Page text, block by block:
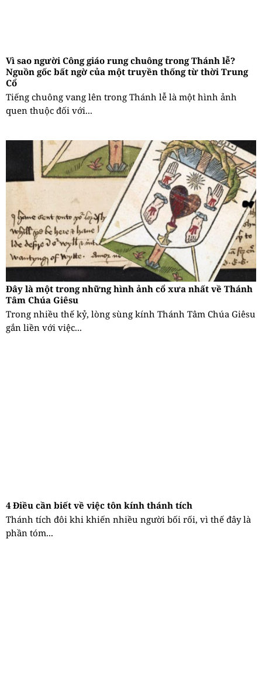
Vì sao người Công giáo rung chuông trong Thánh lễ?
Nguồn gốc bất ngờ của một truyền thống từ thời Trung
Cổ
Tiếng chuông vang lên trong Thánh lễ là một hình ảnh
quen thuộc đối với...
Đây là một trong những hình ảnh cổ xưa nhất về Thánh
Tâm Chúa Giêsu
Trong nhiều thế kỷ, lòng sùng kính Thánh Tâm Chúa Giêsu
gắn liền với việc...
4 Điều cần biết về việc tôn kính thánh tích
Thánh tích đôi khi khiến nhiều người bối rối, vì thế đây là
phần tóm...